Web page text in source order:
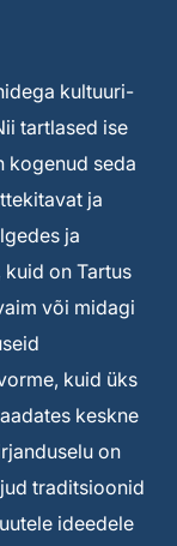
kultuuri-
tartlased ise
kogenud seda
ja
ja
on Tartus
või midagi
kuid üks
keskne
on
traditsioonid
ideedele